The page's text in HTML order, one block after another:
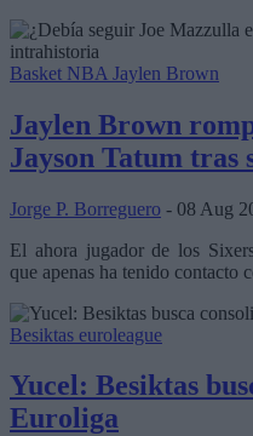
Basket NBA Jaylen Brown
Jaylen Brown
Jayson Tatum tras
Jorge P. Borreguero - 08 Aug
El ahora jugador de los
que apenas ha tenido contacto
Besiktas euroleague
Yucel: Besiktas
Euroliga